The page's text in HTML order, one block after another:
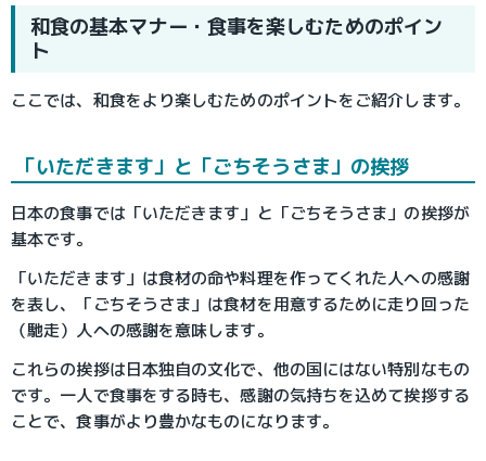
和食の基本マナー・食事を楽しむためのポイン
ト
ここでは、和食をより楽しむためのポイントをご紹介します。
「いただきます」と「ごちそうさま」の挨拶
日本の食事では「いただきます」と「ごちそうさま」の挨拶が
基本です。
「いただきます」は食材の命や料理を作ってくれた人への感謝
を表し、「ごちそうさま」は食材を用意するために走り回った
（馳走）人への感謝を意味します。
これらの挨拶は日本独自の文化で、他の国にはない特別なもの
です。一人で食事をする時も、感謝の気持ちを込めて挨拶する
ことで、食事がより豊かなものになります。